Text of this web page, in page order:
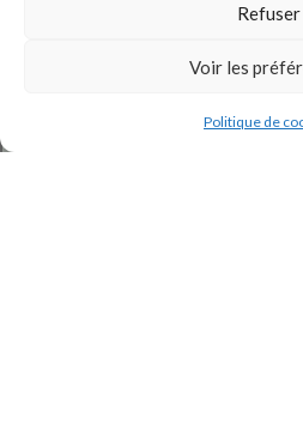
Refuser
Voir les
Politique de
Politique de